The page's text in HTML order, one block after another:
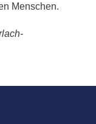
Menschen.